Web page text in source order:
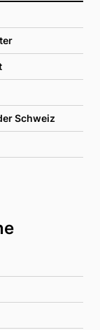
Schweiz